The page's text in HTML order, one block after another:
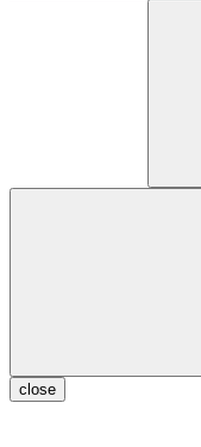
close